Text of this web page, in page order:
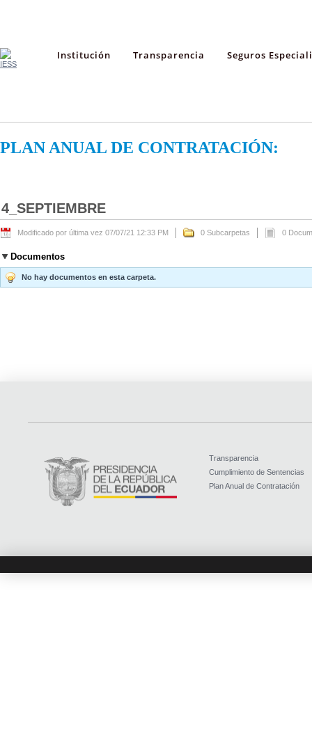
Institución Transparencia Seguros
PLAN ANUAL DE CONTRATACIÓN:
4_SEPTIEMBRE
Modificado por última vez 07/07/21 12:33 PM 0 Subcarpetas 0
Documentos
No hay documentos en esta carpeta.
Transparencia
Cumplimiento de Sentencias
Plan Anual de Contratación